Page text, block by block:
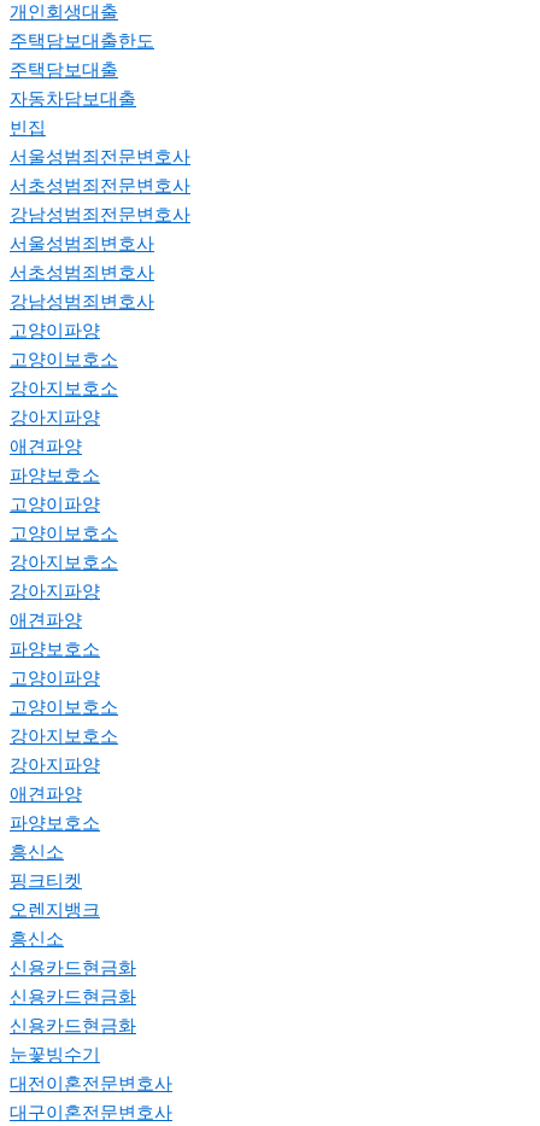
개인회생대출
주택담보대출한도
주택담보대출
자동차담보대출
빈집
서울성범죄전문변호사
서초성범죄전문변호사
강남성범죄전문변호사
서울성범죄변호사
서초성범죄변호사
강남성범죄변호사
고양이파양
고양이보호소
강아지보호소
강아지파양
애견파양
파양보호소
고양이파양
고양이보호소
강아지보호소
강아지파양
애견파양
파양보호소
고양이파양
고양이보호소
강아지보호소
강아지파양
애견파양
파양보호소
흥신소
핑크티켓
오렌지뱅크
흥신소
신용카드현금화
신용카드현금화
신용카드현금화
눈꽃빙수기
대전이혼전문변호사
대구이혼전문변호사